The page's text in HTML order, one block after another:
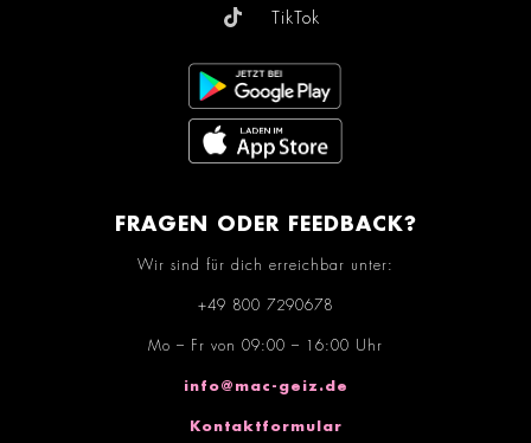
TikTok
FRAGEN ODER FEEDBACK?
Wir sind für dich erreichbar unter:
+49 800 7290678
Mo – Fr von 09:00 – 16:00 Uhr
info@mac-geiz.de
Kontaktformular